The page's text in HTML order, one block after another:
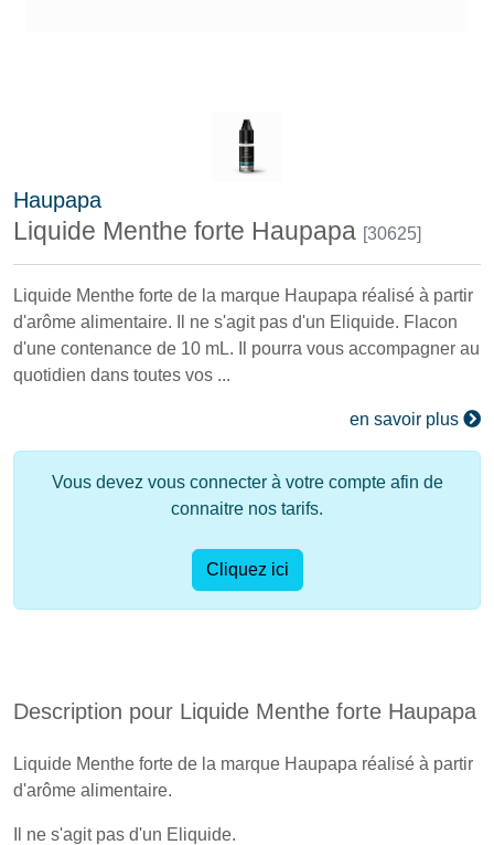
Haupapa
Liquide Menthe forte Haupapa [30625]
Liquide Menthe forte de la marque Haupapa réalisé à partir
d'arôme alimentaire. Il ne s'agit pas d'un Eliquide. Flacon
d'une contenance de 10 mL. Il pourra vous accompagner au
quotidien dans toutes vos ...
en savoir plus
Vous devez vous connecter à votre compte afin de
connaitre nos tarifs.
Cliquez ici
Description pour Liquide Menthe forte Haupapa
Liquide Menthe forte de la marque Haupapa réalisé à partir
d'arôme alimentaire.
Il ne s'agit pas d'un Eliquide.